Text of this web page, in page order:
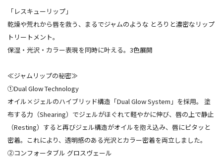
「レスキューリップ」
乾燥や荒れから唇を救う、まるでジャムのような とろりと濃密なリップ
トリートメント。
保湿・光沢・カラー表現を同時に叶える。3色展開
≪ジャムリップの秘密≫
①Dual Glow Technology
オイル×ジェルのハイブリッド構造「Dual Glow System」を採用。 塗
布する力（Shearing）でジェルがほぐれて軽やかに伸び、唇の上で静止
（Resting）すると再びジェル構造がオイルを抱え込み、唇にピタッと
密着。これにより、透明感のある光沢とカラー密着を両立しました。
➁コンフォータブル グロスヴェール